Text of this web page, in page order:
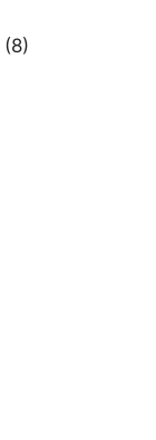
(8)